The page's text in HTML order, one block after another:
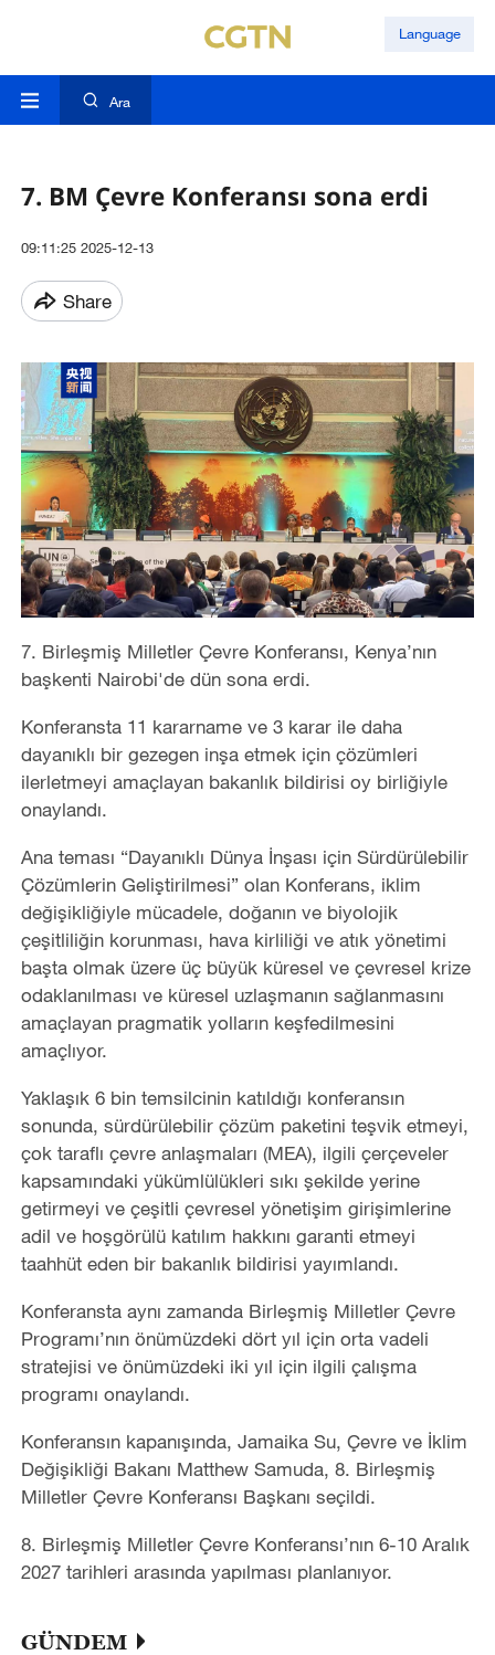
Language
Ara
7. BM Çevre Konferansı sona erdi
09:11:25 2025-12-13
Share
7. Birleşmiş Milletler Çevre Konferansı, Kenya’nın
başkenti Nairobi'de dün sona erdi.
Konferansta 11 kararname ve 3 karar ile daha
dayanıklı bir gezegen inşa etmek için çözümleri
ilerletmeyi amaçlayan bakanlık bildirisi oy birliğiyle
onaylandı.
Ana teması “Dayanıklı Dünya İnşası için Sürdürülebilir
Çözümlerin Geliştirilmesi” olan Konferans, iklim
değişikliğiyle mücadele, doğanın ve biyolojik
çeşitliliğin korunması, hava kirliliği ve atık yönetimi
başta olmak üzere üç büyük küresel ve çevresel krize
odaklanılması ve küresel uzlaşmanın sağlanmasını
amaçlayan pragmatik yolların keşfedilmesini
amaçlıyor.
Yaklaşık 6 bin temsilcinin katıldığı konferansın
sonunda, sürdürülebilir çözüm paketini teşvik etmeyi,
çok taraflı çevre anlaşmaları (MEA), ilgili çerçeveler
kapsamındaki yükümlülükleri sıkı şekilde yerine
getirmeyi ve çeşitli çevresel yönetişim girişimlerine
adil ve hoşgörülü katılım hakkını garanti etmeyi
taahhüt eden bir bakanlık bildirisi yayımlandı.
Konferansta aynı zamanda Birleşmiş Milletler Çevre
Programı’nın önümüzdeki dört yıl için orta vadeli
stratejisi ve önümüzdeki iki yıl için ilgili çalışma
programı onaylandı.
Konferansın kapanışında, Jamaika Su, Çevre ve İklim
Değişikliği Bakanı Matthew Samuda, 8. Birleşmiş
Milletler Çevre Konferansı Başkanı seçildi.
8. Birleşmiş Milletler Çevre Konferansı’nın 6-10 Aralık
2027 tarihleri arasında yapılması planlanıyor.
GÜNDEM